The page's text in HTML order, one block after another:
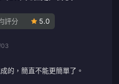
評分 5.0
的，簡直不能更簡單了。